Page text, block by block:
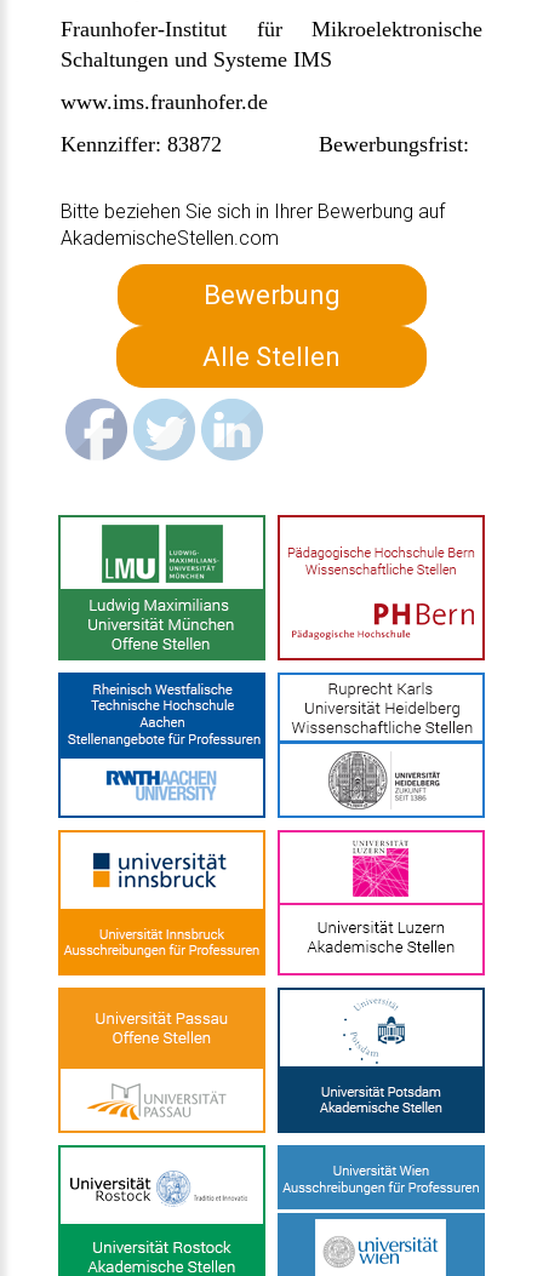
Fraunhofer-Institut für Mikroelektronische
Schaltungen und Systeme IMS
www.ims.fraunhofer.de
Kennziffer: 83872 Bewerbungsfrist:
Bitte beziehen Sie sich in Ihrer Bewerbung auf
AkademischeStellen.com
Bewerbung
Alle Stellen